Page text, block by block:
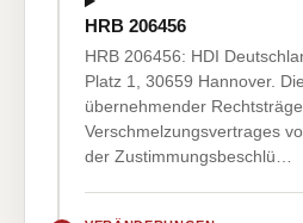
HRB 206456
HRB 206456: HDI
Platz 1, 30659 Hannover.
übernehmender
Verschmelzungsvertrages
der Zustimmungsbeschlü…